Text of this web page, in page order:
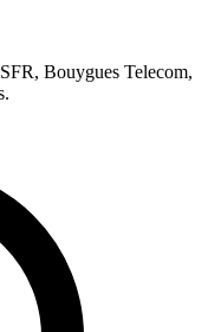
Bouygues Telecom,